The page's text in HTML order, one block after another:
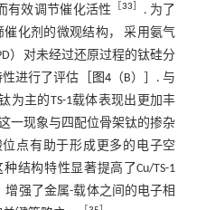
有效调节催化活性 ［33
. 为了
催化剂的微观结构， 采用氨气
）对未经过还原过程的钛硅分
进行了评估［
图4（B）］. 与
为主的TS-1载体表现出更加丰
一现象与四配位骨架钛的掺杂
点有助于形成更多的电子空
结构特性显著提高了Cu/TS-1
增强了金属-载体之间的电子相